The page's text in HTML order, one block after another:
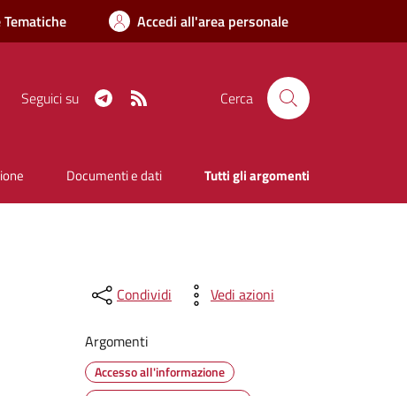
Tematiche Accedi all'area personale
Seguici su Telegram Cerca
Documenti e dati Tutti gli argomenti
Condividi Vedi azioni
Argomenti
Accesso all'informazione